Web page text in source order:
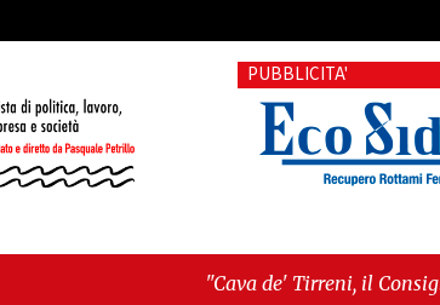
PUBBLICITA'
"Cava de' Tirreni, il Consiglio comunale